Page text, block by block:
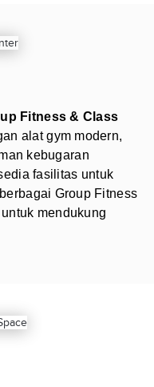
Fitness & Class
alat gym modern,
kebugaran
fasilitas untuk
Group Fitness
mendukung